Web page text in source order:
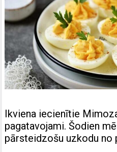
Ikviena iecienītie
pagatavojami. Šodien
pārsteidzošu uzkodu no